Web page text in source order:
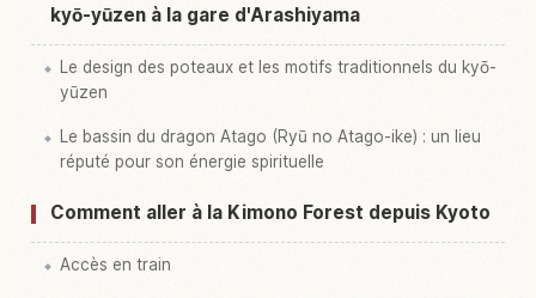
kyō-yūzen à la gare d'Arashiyama
Le design des poteaux et les motifs traditionnels du kyō-
yūzen
Le bassin du dragon Atago (Ryū no Atago-ike) : un lieu
réputé pour son énergie spirituelle
Comment aller à la Kimono Forest depuis Kyoto
Accès en train